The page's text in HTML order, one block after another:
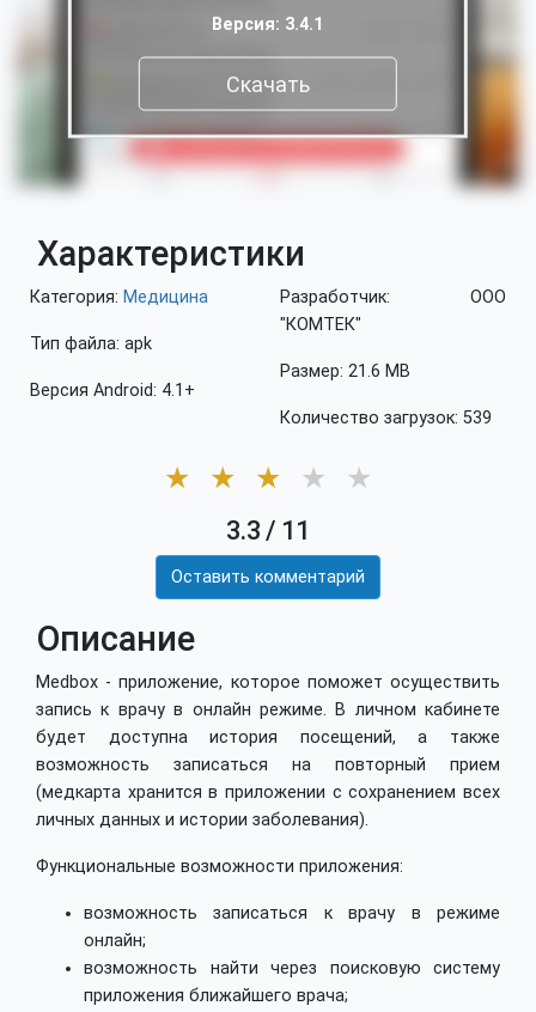
Версия: 3.4.1
Скачать
Характеристики
Категория: Медицина
Тип файла: apk
Версия Android: 4.1+
Разработчик: ООО
"КОМТЕК"
Размер: 21.6 MB
Количество загрузок: 539
★ ★ ★ ★ ★
3.3 / 11
Оставить комментарий
Описание
Medbox - приложение, которое поможет осуществить
запись к врачу в онлайн режиме. В личном кабинете
будет доступна история посещений, а также
возможность записаться на повторный прием
(медкарта хранится в приложении с сохранением всех
личных данных и истории заболевания).
Функциональные возможности приложения:
возможность записаться к врачу в режиме
онлайн;
возможность найти через поисковую систему
приложения ближайшего врача;